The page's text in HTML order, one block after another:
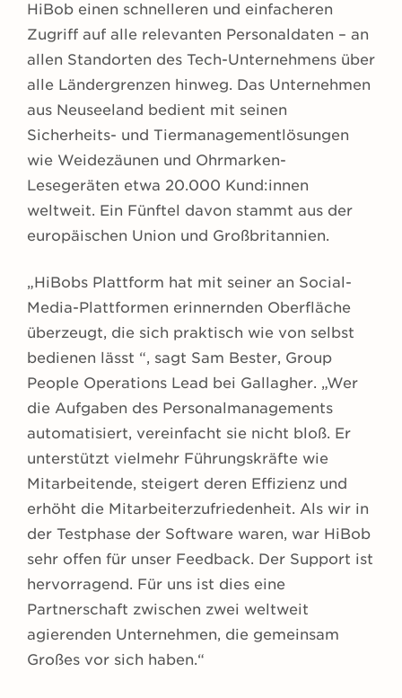
HiBob einen schnelleren und einfacheren
Zugriff auf alle relevanten Personaldaten – an
allen Standorten des Tech-Unternehmens über
alle Ländergrenzen hinweg. Das Unternehmen
aus Neuseeland bedient mit seinen
Sicherheits- und Tiermanagementlösungen
wie Weidezäunen und Ohrmarken-
Lesegeräten etwa 20.000 Kund:innen
weltweit. Ein Fünftel davon stammt aus der
europäischen Union und Großbritannien.
„HiBobs Plattform hat mit seiner an Social-
Media-Plattformen erinnernden Oberfläche
überzeugt, die sich praktisch wie von selbst
bedienen lässt “, sagt Sam Bester, Group
People Operations Lead bei Gallagher. „Wer
die Aufgaben des Personalmanagements
automatisiert, vereinfacht sie nicht bloß. Er
unterstützt vielmehr Führungskräfte wie
Mitarbeitende, steigert deren Effizienz und
erhöht die Mitarbeiterzufriedenheit. Als wir in
der Testphase der Software waren, war HiBob
sehr offen für unser Feedback. Der Support ist
hervorragend. Für uns ist dies eine
Partnerschaft zwischen zwei weltweit
agierenden Unternehmen, die gemeinsam
Großes vor sich haben.“